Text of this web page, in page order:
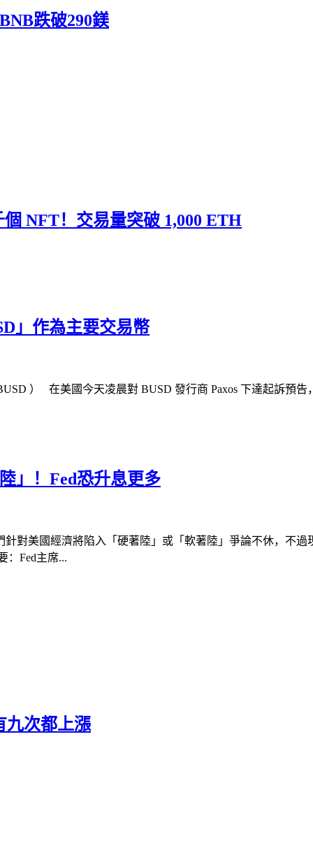
跌破290鎂
NFT！交易量突破 1,000 ETH
」作為主要交易幣
） 在美國今天凌晨對 BUSD 發行商 Paxos 下達起訴預
」！Fed恐升息更多
對美國經濟將陷入「硬著陸」或「軟著陸」爭論不休，不
：Fed主席...
九次都上漲